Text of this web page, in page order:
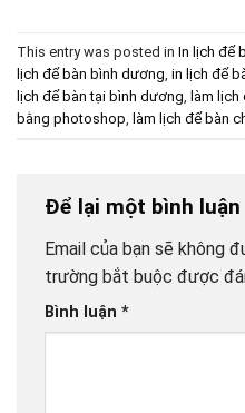
This entry was posted in In lịch để
lịch để bàn bình dương in lịch để
lịch để bàn tại bình dương làm lịch
bằng photoshop làm lịch để bàn
Để lại một bình luận
Email của bạn sẽ không
trường bắt buộc được
Bình luận *